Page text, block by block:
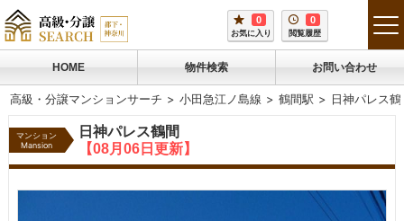
0
お気に入り
0
閲覧履歴
HOME 物件検索 お問い合わせ
高級・分譲マンションサーチ 小田急江ノ島線 鶴間駅 日神パレス鶴
マンション
Mansion
日神パレス鶴間
【08月06日更新】